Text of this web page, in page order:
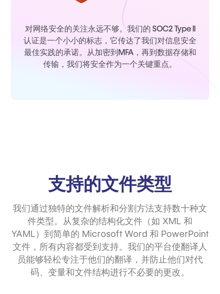
对网络安全的关注永远不够。我们的 SOC2 Type II
认证是一个小小的标志，它传达了我们对信息安全
最佳实践的承诺。从加密到MFA，再到数据存储和
传输，我们将安全作为一个关键重点。
支持的文件类型
我们通过独特的文件解析和分割方法支持数十种文
件类型。从复杂的结构化文件（如 XML 和
YAML）到简单的 Microsoft Word 和 PowerPoint
文件，所有内容都受到支持。我们的平台使翻译人
员能够轻松专注于他们的翻译，并防止他们对代
码、变量和文件结构进行不必要的更改。